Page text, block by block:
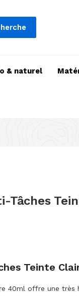
& naturel
Tâches
Teinte
40ml offre une